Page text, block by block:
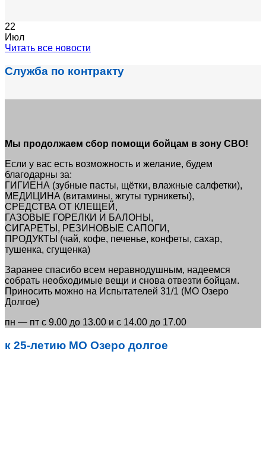
22
Июл
Читать все новости
Служба по контракту
Мы продолжаем сбор помощи бойцам в зону СВО!
Если у вас есть возможность и желание, будем
благодарны за:
ГИГИЕНА (зубные пасты, щётки, влажные салфетки),
МЕДИЦИНА (витамины, жгуты турникеты),
СРЕДСТВА ОТ КЛЕЩЕЙ,
ГАЗОВЫЕ ГОРЕЛКИ И БАЛОНЫ,
СИГАРЕТЫ, РЕЗИНОВЫЕ САПОГИ,
ПРОДУКТЫ (чай, кофе, печенье, конфеты, сахар,
тушенка, сгущенка)
Заранее спасибо всем неравнодушным, надеемся
собрать необходимые вещи и снова отвезти бойцам.
Приносить можно на Испытателей 31/1 (МО Озеро
Долгое)
пн — пт с 9.00 до 13.00 и с 14.00 до 17.00
к 25-летию МО Озеро долгое